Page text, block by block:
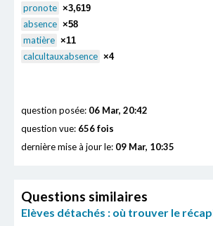
pronote ×3,619
absence ×58
matière ×11
calcultauxabsence ×4
question posée: 06 Mar, 20:42
question vue: 656 fois
dernière mise à jour le: 09 Mar, 10:35
Questions similaires
Elèves détachés : où trouver le